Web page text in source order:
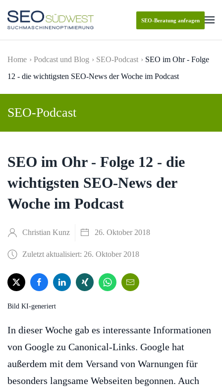
Skip to main content
SEO-Beratung anfragen
Home Podcast und Blog SEO-Podcast
SEO im Ohr - Folge
12 - die wichtigsten SEO-News der Woche im Podcast
SEO-Podcast
SEO im Ohr - Folge 12 - die
wichtigsten SEO-News der
Woche im Podcast
Christian Kunz 26. Oktober 2018
Zuletzt aktualisiert: 26. Oktober 2018
Bild KI-generiert
In dieser Woche gab es interessante Informationen
von Google zu Canonical-Links. Google hat
außerdem mit dem Versand von Warnungen für
besonders langsame Webseiten begonnen. Auch